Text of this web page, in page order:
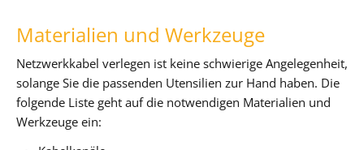
Materialien und Werkzeuge
Netzwerkkabel verlegen ist keine schwierige Angelegenheit,
solange Sie die passenden Utensilien zur Hand haben. Die
folgende Liste geht auf die notwendigen Materialien und
Werkzeuge ein: